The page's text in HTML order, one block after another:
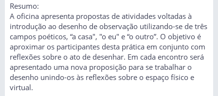
Resumo:
A oficina apresenta propostas de atividades voltadas à
introdução ao desenho de observação utilizando-se de três
campos poéticos, “a casa", "o eu" e “o outro”. O objetivo é
aproximar os participantes desta prática em conjunto com
reflexões sobre o ato de desenhar. Em cada encontro será
apresentado uma nova proposição para se trabalhar o
desenho unindo-os às reflexões sobre o espaço físico e
virtual.